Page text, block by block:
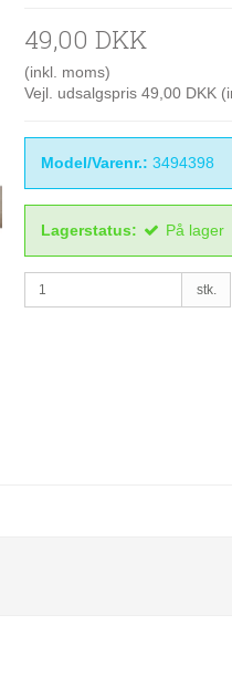
49,00 DKK
(inkl. moms)
Vejl. udsalgspris 49,00 DKK
Model/Varenr.: 3494398
Lagerstatus: På lager
stk.